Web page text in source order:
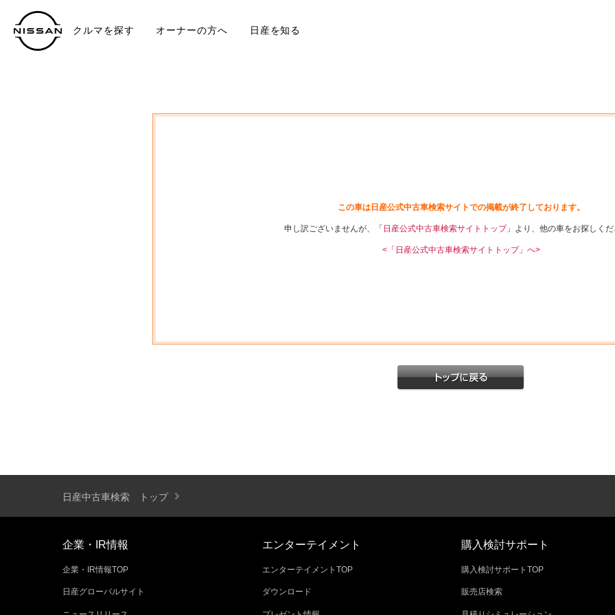
クルマを探す オーナーの方へ 日産を知る
この車は日産公式中古車検索サイトでの掲載が終了しております。
申し訳ございませんが、「 日産公式中古車検索サイトトップ」より、他の車をお探しくだ
<「日産公式中古車検索サイトトップ」へ>
日産中古車検索 トップ
企業・IR情報
企業・IR情報TOP
日産グローバルサイト
エンターテイメント
エンターテイメントTOP
ダウンロード
購入検討サポート
購入検討サポートTOP
販売店検索